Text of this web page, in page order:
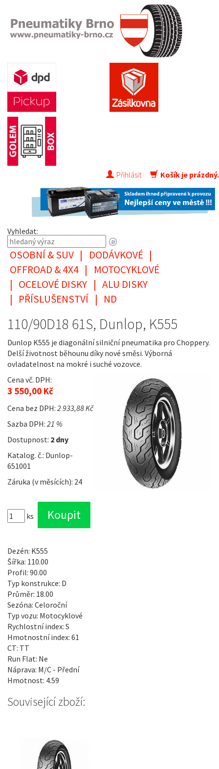
Přihlásit Košík je prázdný.
Vyhledat:
OSOBNÍ & SUV | DODÁVKOVÉ |
OFFROAD & 4X4 |
MOTOCYKLOVÉ
| OCELOVÉ DISKY | ALU DISKY
| PŘÍSLUŠENSTVÍ | ND
110/90D18 61S, Dunlop, K555
Dunlop K555 je diagonální silniční pneumatika pro Choppery.
Delší životnost běhounu díky nové směsi. Výborná
ovladatelnost na mokré i suché vozovce.
Cena vč. DPH:
3 550,00 Kč
Cena bez DPH: 2 933,88 Kč
Sazba DPH: 21 %
Dostupnost: 2 dny
Katalog. č.: Dunlop-
651001
Záruka (v měsících): 24
ks
Dezén: K555
Šířka: 110.00
Profil: 90.00
Typ konstrukce: D
Průměr: 18.00
Sezóna: Celoroční
Typ vozu: Motocyklové
Rychlostní index: S
Hmotnostní index: 61
CT: TT
Run Flat: Ne
Náprava: M/C - Přední
Hmotnost: 4.59
Související zboží: